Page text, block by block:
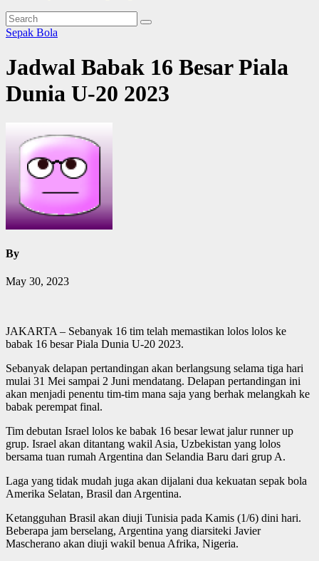
Sepak Bola
Jadwal Babak 16 Besar Piala
Dunia U-20 2023
By
May 30, 2023
JAKARTA – Sebanyak 16 tim telah memastikan lolos lolos ke
babak 16 besar Piala Dunia U-20 2023.
Sebanyak delapan pertandingan akan berlangsung selama tiga hari
mulai 31 Mei sampai 2 Juni mendatang. Delapan pertandingan ini
akan menjadi penentu tim-tim mana saja yang berhak melangkah ke
babak perempat final.
Tim debutan Israel lolos ke babak 16 besar lewat jalur runner up
grup. Israel akan ditantang wakil Asia, Uzbekistan yang lolos
bersama tuan rumah Argentina dan Selandia Baru dari grup A.
Laga yang tidak mudah juga akan dijalani dua kekuatan sepak bola
Amerika Selatan, Brasil dan Argentina.
Ketangguhan Brasil akan diuji Tunisia pada Kamis (1/6) dini hari.
Beberapa jam berselang, Argentina yang diarsiteki Javier
Mascherano akan diuji wakil benua Afrika, Nigeria.